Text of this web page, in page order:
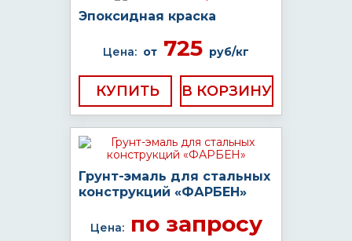
Эпоксидная краска
Цена: от 725 руб/кг
КУПИТЬ
Грунт-эмаль для стальных
конструкций «ФАРБЕН»
Цена:по запросу